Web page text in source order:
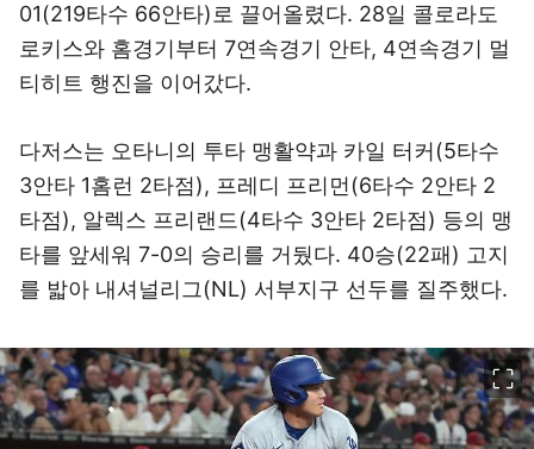
01(219타수 66안타)로 끌어올렸다. 28일 콜로라도
로키스와 홈경기부터 7연속경기 안타, 4연속경기 멀
티히트 행진을 이어갔다.
다저스는 오타니의 투타 맹활약과 카일 터커(5타수
3안타 1홈런 2타점), 프레디 프리먼(6타수 2안타 2
타점), 알렉스 프리랜드(4타수 3안타 2타점) 등의 맹
타를 앞세워 7-0의 승리를 거뒀다. 40승(22패) 고지
를 밟아 내셔널리그(NL) 서부지구 선두를 질주했다.